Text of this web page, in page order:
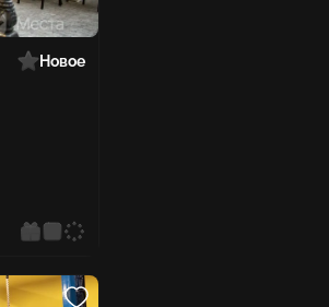
Новое